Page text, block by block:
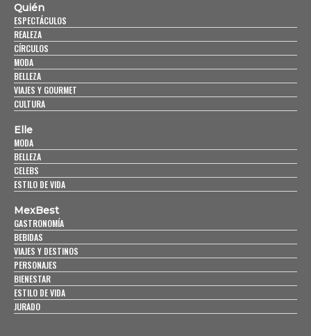
Quién
ESPECTÁCULOS
REALEZA
CÍRCULOS
MODA
BELLEZA
VIAJES Y GOURMET
CULTURA
Elle
MODA
BELLEZA
CELEBS
ESTILO DE VIDA
MexBest
GASTRONOMÍA
BEBIDAS
VIAJES Y DESTINOS
PERSONAJES
BIENESTAR
ESTILO DE VIDA
JURADO